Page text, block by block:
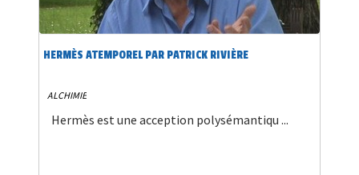
HERMÈS ATEMPOREL PAR PATRICK RIVIÈRE
ALCHIMIE
Hermès est une acception polysémantiqu ...